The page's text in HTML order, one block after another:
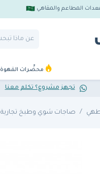
المطاعم والمقاهي
محضِّرات القهوة
تجهز مشروع؟ تكلم معنا
صاجات شوي وطبخ تجارية